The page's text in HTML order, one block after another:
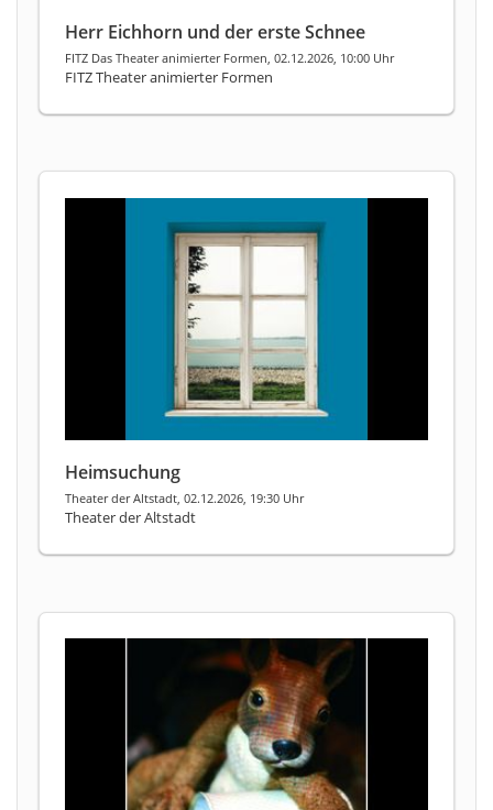
Herr Eichhorn und der erste Schnee
FITZ Das Theater animierter Formen, 02.12.2026, 10:00 Uhr
FITZ Theater animierter Formen
Heimsuchung
Theater der Altstadt, 02.12.2026, 19:30 Uhr
Theater der Altstadt